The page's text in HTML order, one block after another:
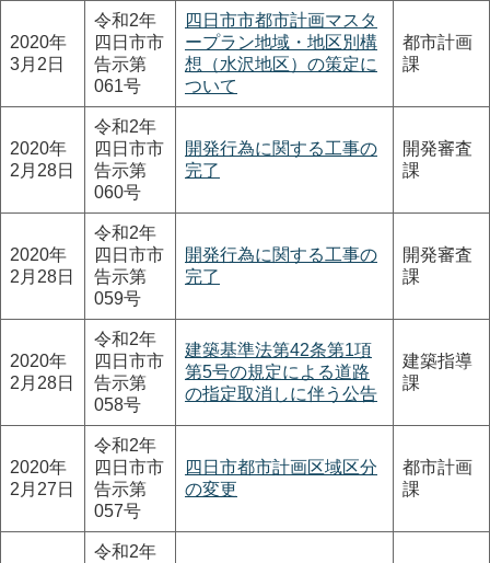
2020年
3月2日
令和2年
四日市市
告示第
061号
四日市市都市計画マスタ
ープラン地域・地区別構
想（水沢地区）の策定に
ついて
都市計画
課
2020年
2月28日
令和2年
四日市市
告示第
060号
開発行為に関する工事の
完了
開発審査
課
2020年
2月28日
令和2年
四日市市
告示第
059号
開発行為に関する工事の
完了
開発審査
課
2020年
2月28日
令和2年
四日市市
告示第
058号
建築基準法第42条第1項
第5号の規定による道路
の指定取消しに伴う公告
建築指導
課
2020年
2月27日
令和2年
四日市市
告示第
057号
四日市都市計画区域区分
の変更
都市計画
課
令和2年